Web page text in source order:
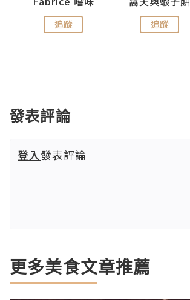
追蹤 追蹤
發表評論
登入發表評論
更多美食文章推薦